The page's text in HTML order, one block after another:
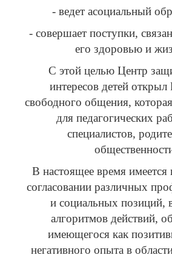
- ведет асоциальный
- совершает поступки,
его здоровью и
С этой целью Центр
интересов детей
свободного общения,
для педагогических
специалистов,
В настоящее время имеется
согласовании различных
и социальных позиций,
алгоритмов действий,
имеющегося как
негативного опыта в